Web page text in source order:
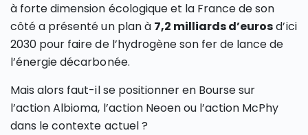
à forte dimension écologique et la France de son
côté a présenté un plan à 7,2 milliards d’eurosd’ici
2030 pour faire de l’hydrogène son fer de lance de
l’énergie décarbonée.
Mais alors faut-il se positionner en Bourse sur
l’action Albioma, l’action Neoen ou l’action McPhy
dans le contexte actuel ?